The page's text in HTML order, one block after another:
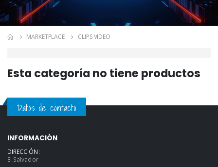
MARKETPLACE CLIPS VIDEO
Esta categoría no tiene productos
Datos de contacto
INFORMACIÓN
DIRECCIÓN:
El Salvador